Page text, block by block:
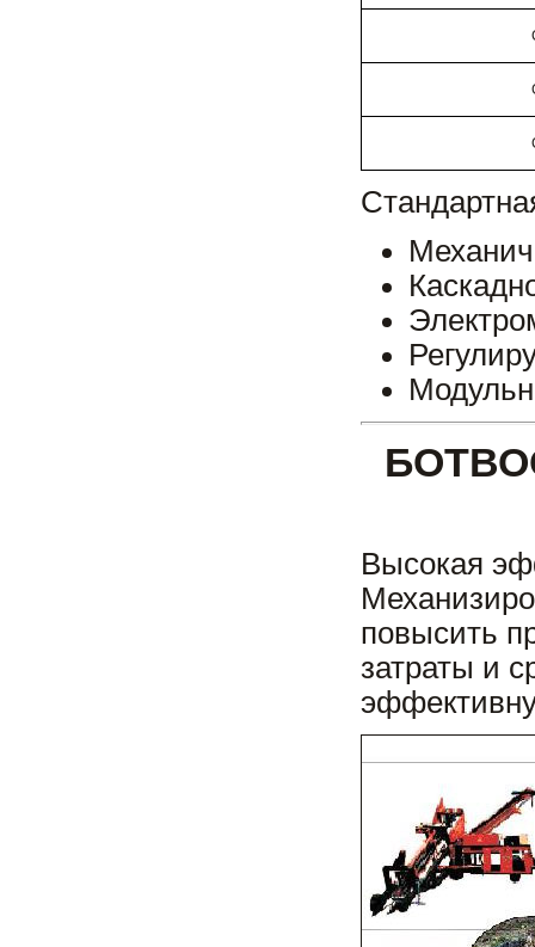
Высокая
повысить
затраты и